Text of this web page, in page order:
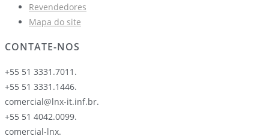
Revendedores
Mapa do site
CONTATE-NOS
+55 51 3331.7011.
+55 51 3331.1446.
comercial@lnx-it.inf.br.
+55 51 4042.0099.
comercial-lnx.